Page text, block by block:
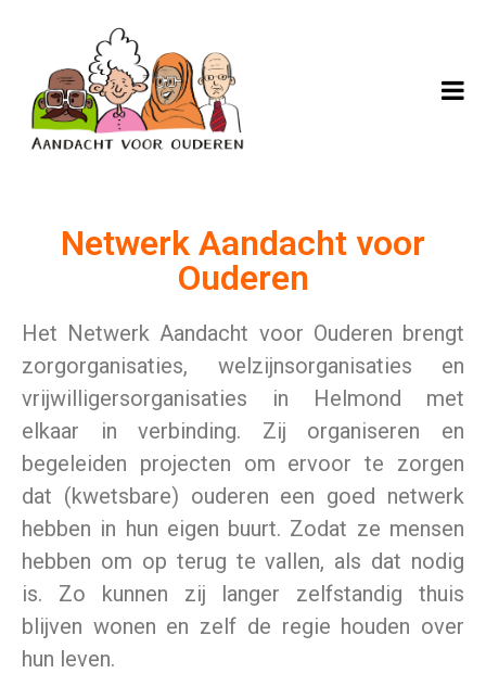
Netwerk Aandacht voor
Ouderen
Het Netwerk Aandacht voor Ouderen brengt
zorgorganisaties, welzijnsorganisaties en
vrijwilligersorganisaties in Helmond met
elkaar in verbinding. Zij organiseren en
begeleiden projecten om ervoor te zorgen
dat (kwetsbare) ouderen een goed netwerk
hebben in hun eigen buurt. Zodat ze mensen
hebben om op terug te vallen, als dat nodig
is. Zo kunnen zij langer zelfstandig thuis
blijven wonen en zelf de regie houden over
hun leven.